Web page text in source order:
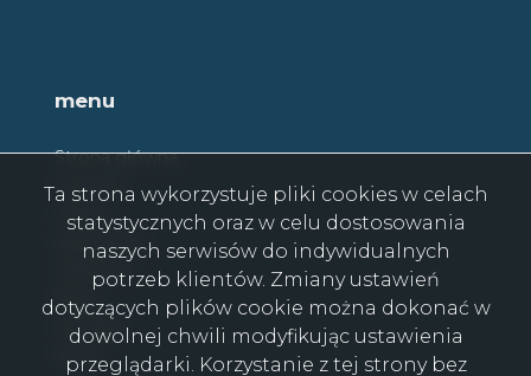
menu
Strona główna
O firmie
Oferty
Zgłoszenia
Ulubione
Blog
Kontakt
Rodo
Ta strona wykorzystuje pliki cookies w celach
statystycznych oraz w celu dostosowania
naszych serwisów do indywidualnych
potrzeb klientów. Zmiany ustawień
dotyczących plików cookie można dokonać w
dowolnej chwili modyfikując ustawienia
przeglądarki. Korzystanie z tej strony bez